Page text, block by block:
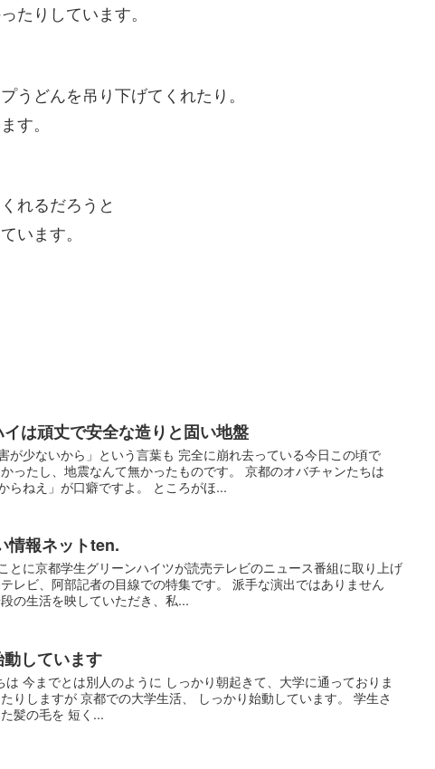
たりしています。
うどんを吊り下げてくれたり。
す。
れるだろうと
います。
は頑丈で安全な造りと固い地盤
が少ないから」という言葉も 完全に崩れ去っている今日この頃で
ったし、地震なんて無かったものです。 京都のオバチャンたちは
らねえ」が口癖ですよ。 ところがほ...
情報ネットten.
とに京都学生グリーンハイツが読売テレビのニュース番組に取り上げ
レビ、阿部記者の目線での特集です。 派手な演出ではありません
の生活を映していただき、私...
しています
今までとは別人のように しっかり朝起きて、大学に通っておりま
りしますが 京都での大学生活、 しっかり始動しています。 学生さ
髪の毛を 短く...